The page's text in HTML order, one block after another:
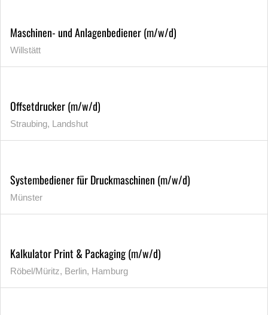
Maschinen- und Anlagenbediener (m/w/d)
Willstätt
Offsetdrucker (m/w/d)
Straubing, Landshut
Systembediener für Druckmaschinen (m/w/d)
Münster
Kalkulator Print & Packaging (m/w/d)
Röbel/Müritz, Berlin, Hamburg